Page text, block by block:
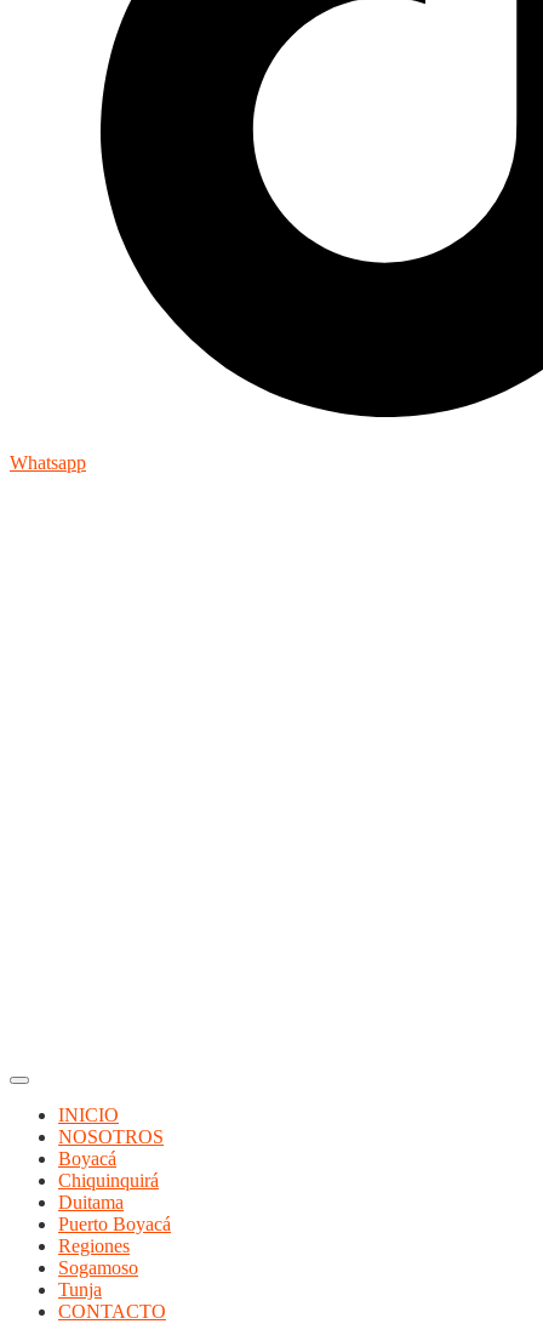
Whatsapp
INICIO
NOSOTROS
Boyacá
Chiquinquirá
Duitama
Puerto Boyacá
Regiones
Sogamoso
Tunja
CONTACTO